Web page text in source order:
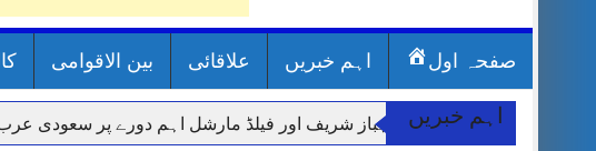
صفحہ اول اہم خبریں علاقائی بین الاقوامی
اہم خبریں
وزیر اعظم شہباز شریف اور فیلڈ مارشل اہم دورے پر سعودی عرب